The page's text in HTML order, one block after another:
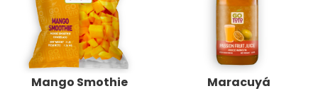
Mango Smothie Maracuyá